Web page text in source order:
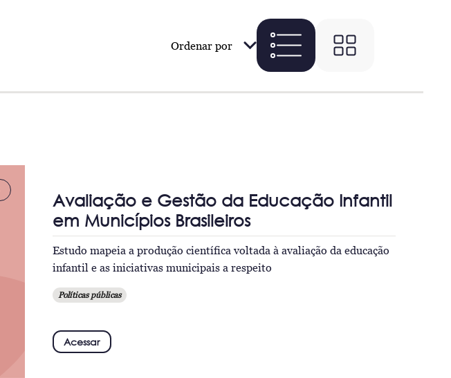
Ordenar por
Avaliação e Gestão da Educação Infantil
em Municípios Brasileiros
Estudo mapeia a produção científica voltada à avaliação da educação
infantil e as iniciativas municipais a respeito
Políticas públicas
Acessar